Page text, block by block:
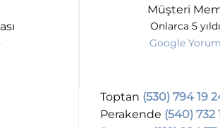
Müşteri
Onlarca 5
Google
Toptan (530) 794 19
Perakende (540) 732